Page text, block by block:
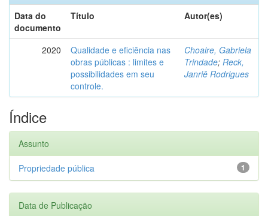
Data do
documento
Título Autor(es)
2020
Qualidade e eficiência nas
obras públicas : limites e
possibilidades em seu
controle.
Choaire, Gabriela
Trindade; Reck,
Janriê Rodrigues
Índice
Assunto
1
Propriedade pública
Data de Publicação